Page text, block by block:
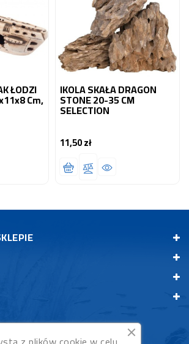
ŁODZI
Cm,
IKOLA SKAŁA DRAGON
STONE 20-35 CM
SELECTION
11,50 złCena